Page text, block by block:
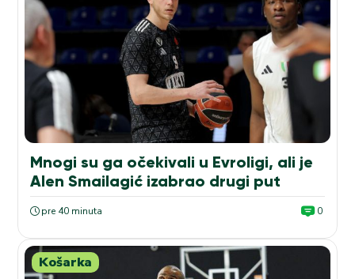
Mnogi su ga očekivali u Evroligi, ali je
Alen Smailagić izabrao drugi put
pre 40 minuta 0
Košarka